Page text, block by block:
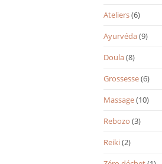
Ateliers(6)
Ayurvéda(9)
Doula(8)
Grossesse(6)
Massage(10)
Rebozo (3)
Reiki(2)